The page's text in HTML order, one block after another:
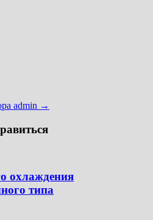
admin →
охлаждения
типа